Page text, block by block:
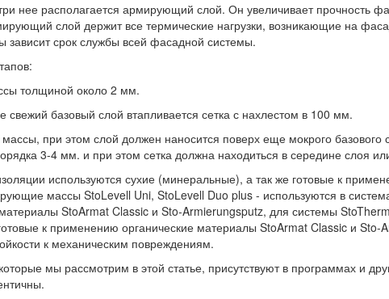
нее располагается армирующий слой. Он увеличивает прочность
слой держит все термические нагрузки, возникающие на
срок службы всей фасадной системы.
толщиной около 2 мм.
базовый слой втапливается сетка с нахлестом в 100 мм.
при этом слой должен наносится поверх еще мокрого
3-4 мм. и при этом сетка должна находиться в середине слоя
используются сухие (минеральные), а так же готовые к
массы StoLevell Uni, StoLevell Duo plus - используются в
StoArmat Classic и Sto-Armierungsputz, для системы
к применению органические материалы StoArmat Classic и Sto-
к механическим повреждениям.
мы рассмотрим в этой статье, присутствуют в программах и